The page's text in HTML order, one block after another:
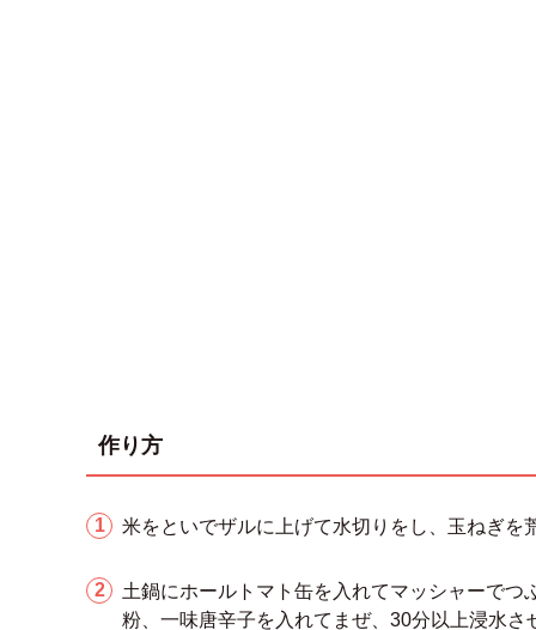
作り方
米をといでザルに上げて水切りをし、玉ねぎを
土鍋にホールトマト缶を入れてマッシャーで
粉、一味唐辛子を入れてまぜ、30分以上浸水さ